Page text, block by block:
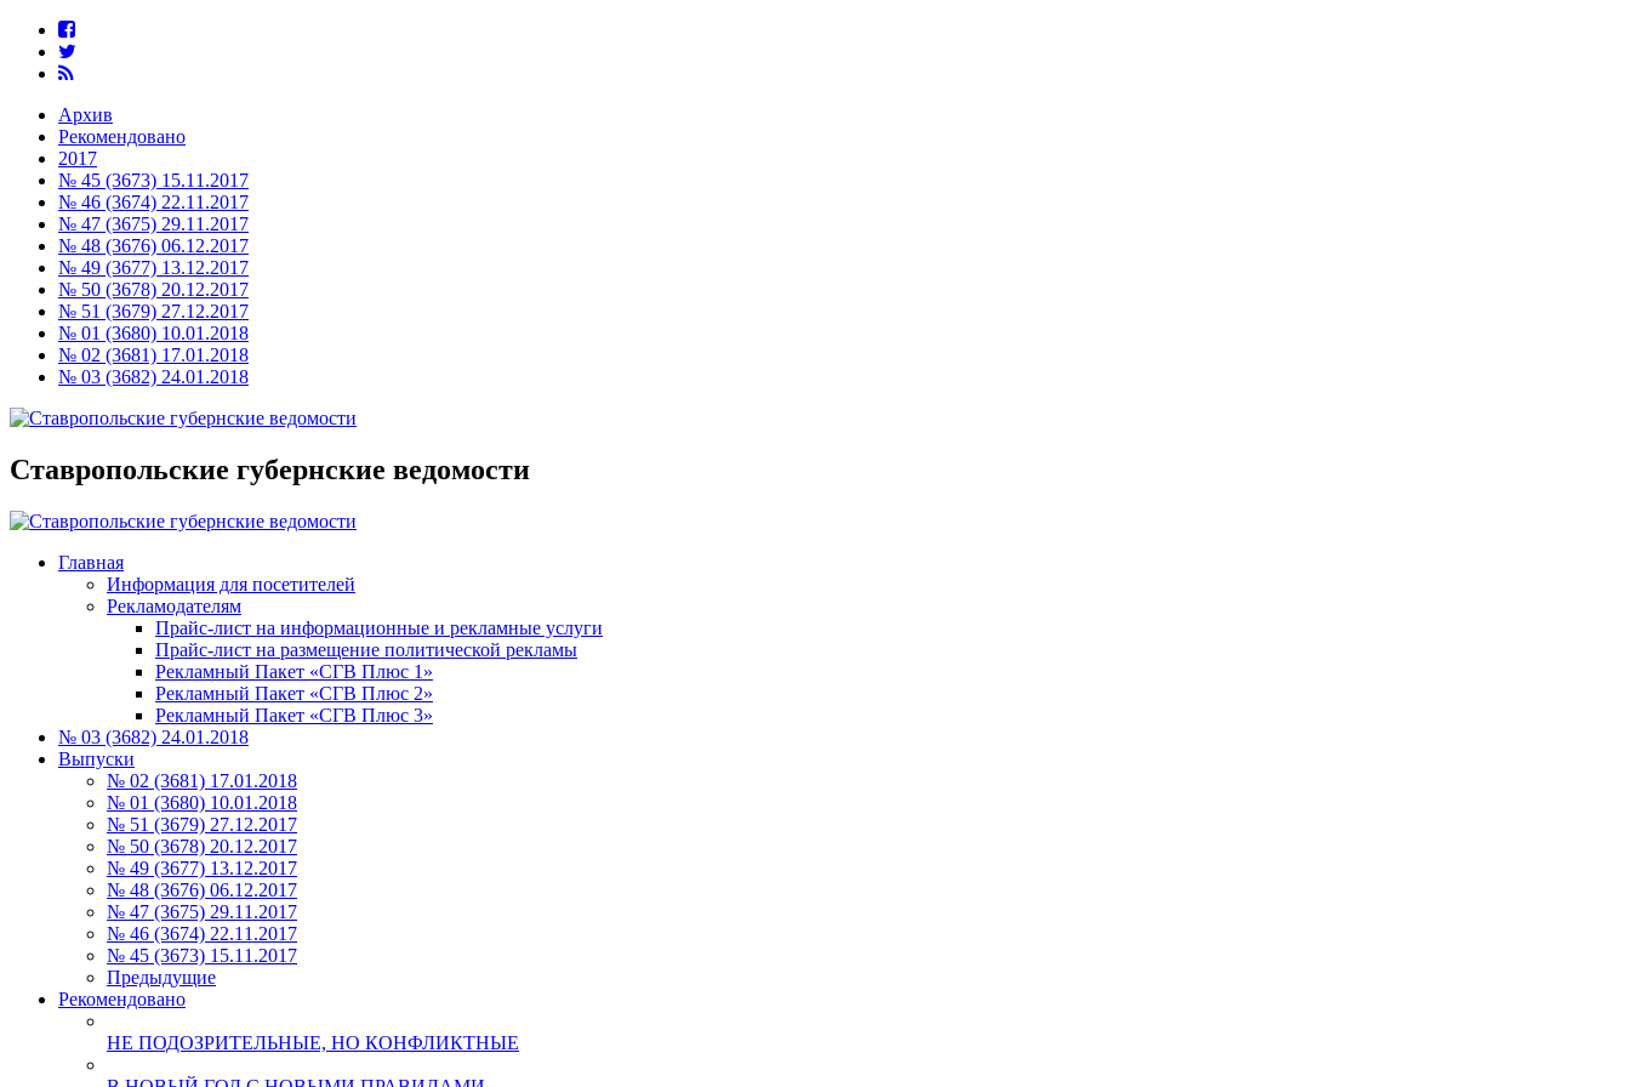
Архив
Рекомендовано
2017
№ 45 (3673) 15.11.2017
№ 46 (3674) 22.11.2017
№ 47 (3675) 29.11.2017
№ 48 (3676) 06.12.2017
№ 49 (3677) 13.12.2017
№ 50 (3678) 20.12.2017
№ 51 (3679) 27.12.2017
№ 01 (3680) 10.01.2018
№ 02 (3681) 17.01.2018
№ 03 (3682) 24.01.2018
Ставропольские губернские ведомости
Главная
Информация для посетителей
Рекламодателям
Прайс-лист на информационные и рекламные услуги
Прайс-лист на размещение политической рекламы
Рекламный Пакет «СГВ Плюс 1»
Рекламный Пакет «СГВ Плюс 2»
Рекламный Пакет «СГВ Плюс 3»
№ 03 (3682) 24.01.2018
Выпуски
№ 02 (3681) 17.01.2018
№ 01 (3680) 10.01.2018
№ 51 (3679) 27.12.2017
№ 50 (3678) 20.12.2017
№ 49 (3677) 13.12.2017
№ 48 (3676) 06.12.2017
№ 47 (3675) 29.11.2017
№ 46 (3674) 22.11.2017
№ 45 (3673) 15.11.2017
Предыдущие
Рекомендовано
НЕ ПОДОЗРИТЕЛЬНЫЕ, НО КОНФЛИКТНЫЕ